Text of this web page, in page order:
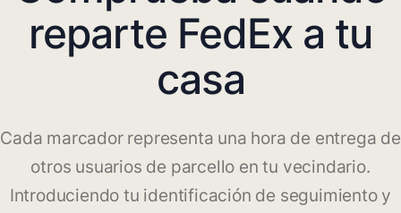
reparte FedEx a tu
casa
Cada marcador representa una hora de entrega de
otros usuarios de parcello en tu vecindario.
Introduciendo tu identificación de seguimiento y